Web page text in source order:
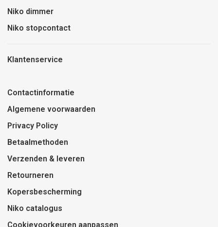
Niko dimmer
Niko stopcontact
Klantenservice
Contactinformatie
Algemene voorwaarden
Privacy Policy
Betaalmethoden
Verzenden & leveren
Retourneren
Kopersbescherming
Niko catalogus
Cookievoorkeuren aanpassen